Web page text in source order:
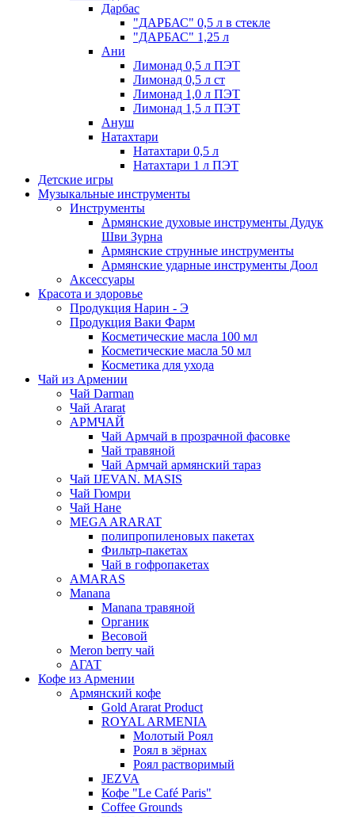
Дарбас
"ДАРБАС" 0,5 л в стекле
"ДАРБАС" 1,25 л
Ани
Лимонад 0,5 л ПЭТ
Лимонад 0,5 л ст
Лимонад 1,0 л ПЭТ
Лимонад 1,5 л ПЭТ
Ануш
Натахтари
Натахтари 0,5 л
Натахтари 1 л ПЭТ
Детские игры
Музыкальные инструменты
Инструменты
Армянские духовые инструменты Дудук
Шви Зурна
Армянские струнные инструменты
Армянские ударные инструменты Доол
Аксессуары
Красота и здоровье
Продукция Нарин - Э
Продукция Ваки Фарм
Косметические масла 100 мл
Косметические масла 50 мл
Косметика для ухода
Чай из Армении
Чай Darman
Чай Ararat
АРМЧАЙ
Чай Армчай в прозрачной фасовке
Чай травяной
Чай Армчай армянский тараз
Чай IJEVAN. MASIS
Чай Гюмри
Чай Нане
MEGA ARARAT
полипропиленовых пакетах
Фильтр-пакетах
Чай в гофропакетах
AMARAS
Manana
Manana травяной
Органик
Весовой
Meron berry чай
АГАТ
Кофе из Армении
Армянский кофе
Gold Ararat Product
ROYAL ARMENIA
Молотый Роял
Роял в зёрнах
Роял растворимый
JEZVA
Кофе "Le Café Paris"
Coffee Grounds